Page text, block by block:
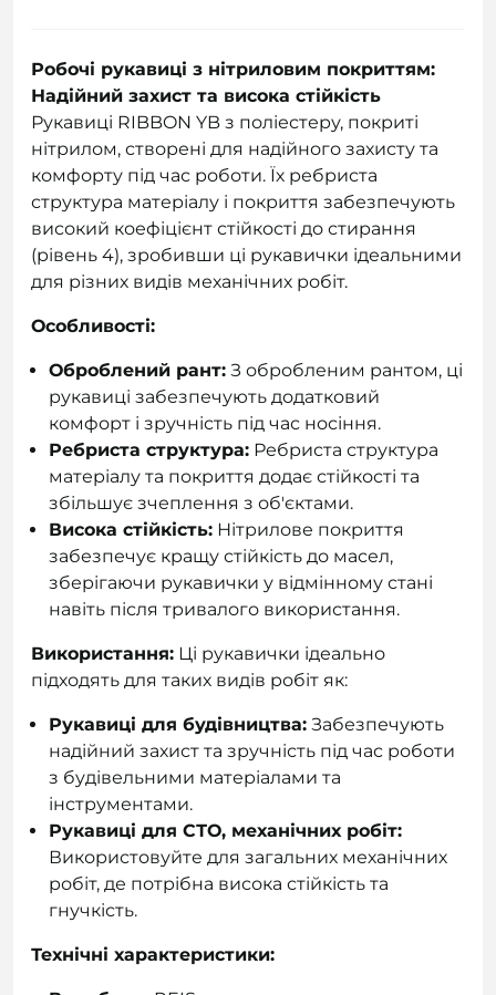
Робочі рукавиці з нітриловим покриттям:
Надійний захист та висока стійкість
Рукавиці RIBBON YB з поліестеру, покриті
нітрилом, створені для надійного захисту та
комфорту під час роботи. Їх ребриста
структура матеріалу і покриття забезпечують
високий коефіцієнт стійкості до стирання
(рівень 4), зробивши ці рукавички ідеальними
для різних видів механічних робіт.
Особливості:
Оброблений рант: З обробленим рантом, ці
рукавиці забезпечують додатковий
комфорт і зручність під час носіння.
Ребриста структура: Ребриста структура
матеріалу та покриття додає стійкості та
збільшує зчеплення з об'єктами.
Висока стійкість: Нітрилове покриття
забезпечує кращу стійкість до масел,
зберігаючи рукавички у відмінному стані
навіть після тривалого використання.
Використання: Ці рукавички ідеально
підходять для таких видів робіт як:
Рукавиці для будівництва: Забезпечують
надійний захист та зручність під час роботи
з будівельними матеріалами та
інструментами.
Рукавиці для СТО, механічних робіт:
Використовуйте для загальних механічних
робіт, де потрібна висока стійкість та
гнучкість.
Технічні характеристики: